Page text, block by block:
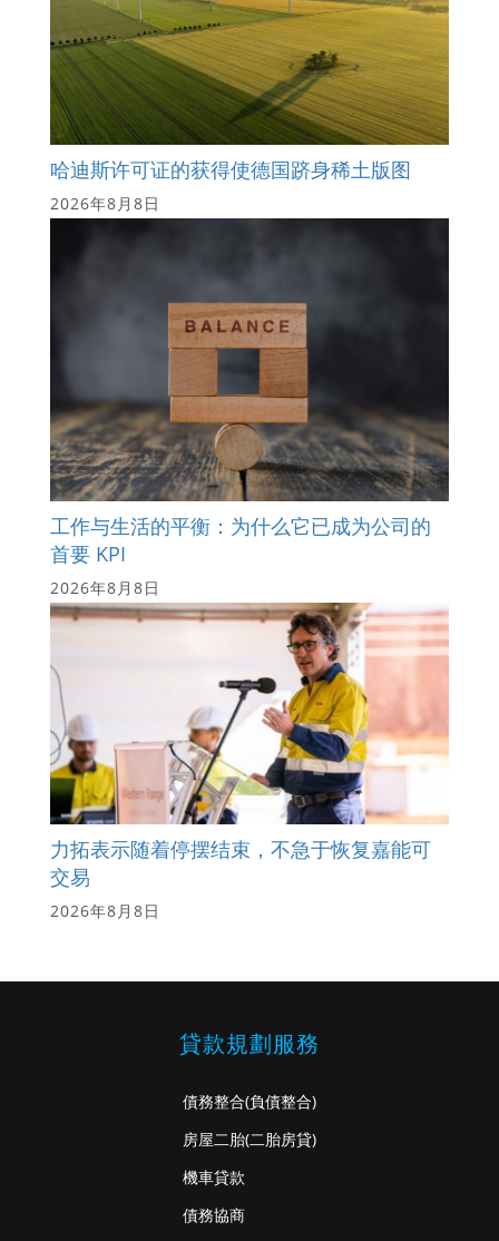
哈迪斯许可证的获得使德国跻身稀土版图
2026年8月8日
工作与生活的平衡：为什么它已成为公司的
首要 KPI
2026年8月8日
力拓表示随着停摆结束，不急于恢复嘉能可
交易
2026年8月8日
貸款規劃服務
債務整合(負債整合)
房屋二胎(二胎房貸)
機車貸款
債務協商